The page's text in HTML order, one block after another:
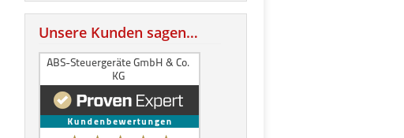
Unsere Kunden sagen…